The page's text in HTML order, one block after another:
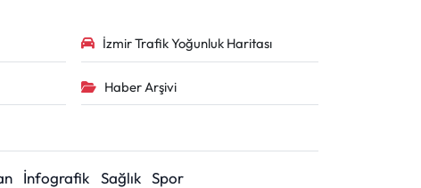
İzmir Trafik Yoğunluk Haritası
Haber Arşivi
İnfografik Sağlık Spor